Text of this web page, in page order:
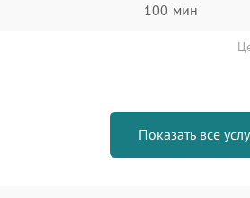
100 мин
Показать все